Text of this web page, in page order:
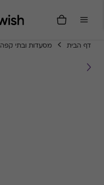
דף הבית מסעדות ובתי קפה